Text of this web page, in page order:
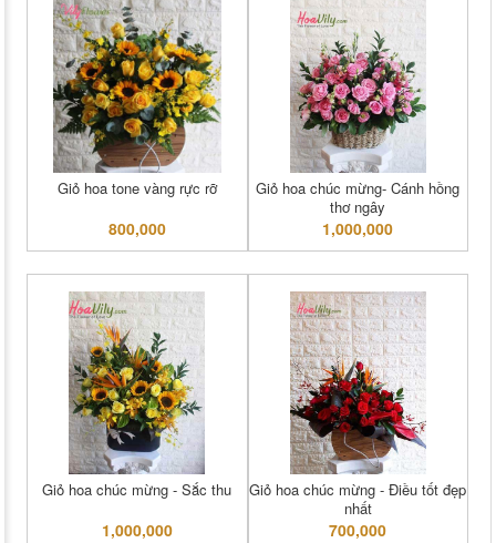
Giỏ hoa tone vàng rực rỡ
800,000
Giỏ hoa chúc mừng- Cánh hồng
thơ ngây
1,000,000
Giỏ hoa chúc mừng - Sắc thu
1,000,000
Giỏ hoa chúc mừng - Điều tốt đẹp
nhất
700,000